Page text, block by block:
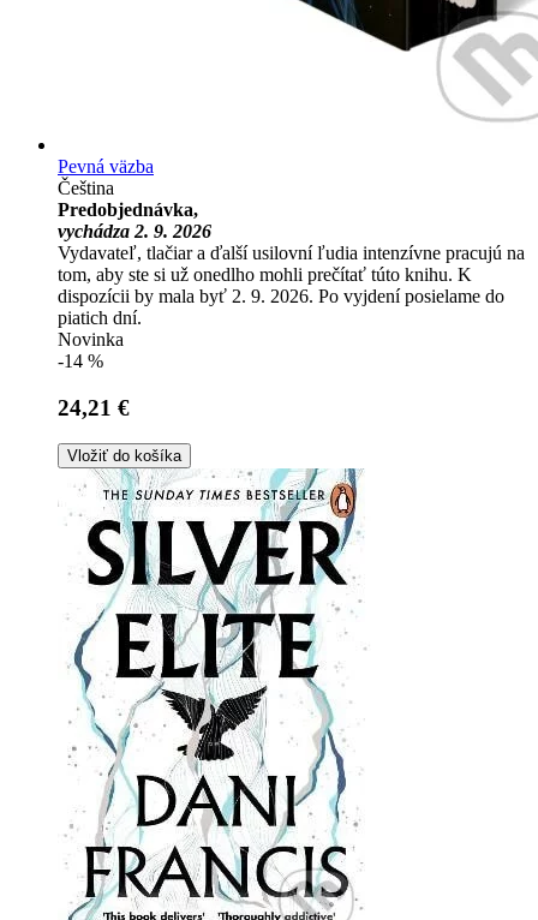
Pevná väzba
Čeština
Predobjednávka,
vychádza 2. 9. 2026
Vydavateľ, tlačiar a ďalší usilovní ľudia intenzívne pracujú na
tom, aby ste si už onedlho mohli prečítať túto knihu. K
dispozícii by mala byť 2. 9. 2026. Po vyjdení posielame do
piatich dní.
Novinka
-14 %
24,21 €
Vložiť do košíka